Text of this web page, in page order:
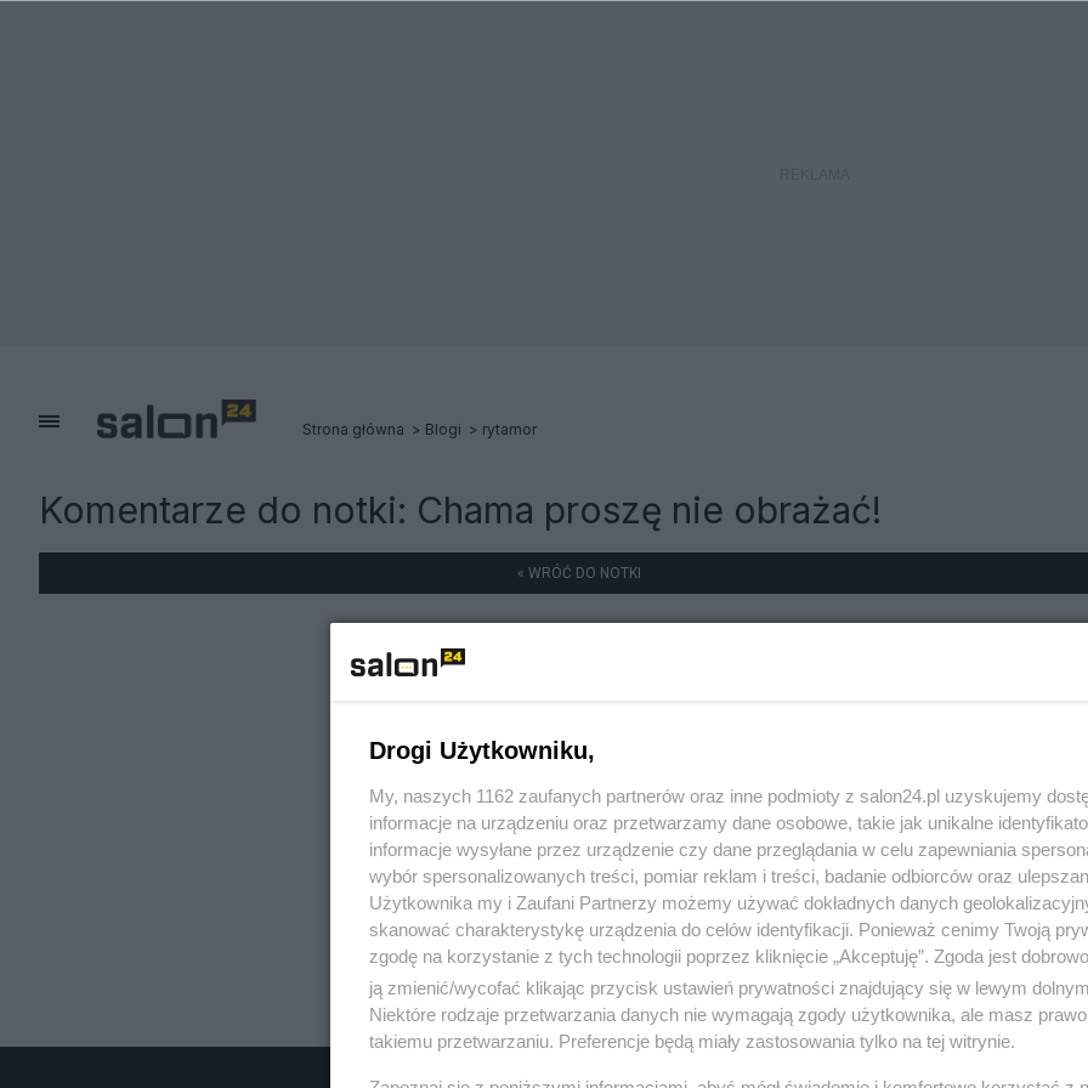
Strona główna Blogi rytamor
Komentarze do notki: Chama proszę nie obrażać!
« WRÓĆ DO NOTKI
Drogi Użytkowniku,
My, naszych 1162 zaufanych partnerów oraz inne podmioty z salon24.pl uzyskujemy
informacje na urządzeniu oraz przetwarzamy dane osobowe, takie jak unikalne
informacje wysyłane przez urządzenie czy dane przeglądania w celu zapewniania
wybór spersonalizowanych treści, pomiar reklam i treści, badanie odbiorców oraz
Użytkownika my i Zaufani Partnerzy możemy używać dokładnych danych
skanować charakterystykę urządzenia do celów identyfikacji. Ponieważ cenimy Twoją
zgodę na korzystanie z tych technologii poprzez kliknięcie „Akceptuję”. Zgoda jest
ją zmienić/wycofać klikając przycisk ustawień prywatności znajdujący się w lewym
Niektóre rodzaje przetwarzania danych nie wymagają zgody użytkownika, ale masz
takiemu przetwarzaniu. Preferencje będą miały zastosowania tylko na tej witrynie.